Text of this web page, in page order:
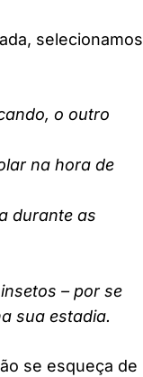
selecionamos
o outro
na hora de
durante as
– por se
sua estadia.
se esqueça de